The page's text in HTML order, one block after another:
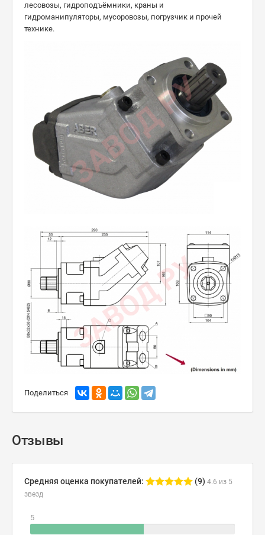
лесовозы, гидроподъёмники, краны и
гидроманипуляторы, мусоровозы, погрузчик и прочей
технике.
Поделиться
Отзывы
Средняя оценка покупателей: (9) 4.6 из 5
звезд
5